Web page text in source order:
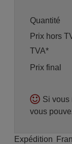
Quantité
Prix hors
TVA*
Prix final
Si vous
vous
Expédition